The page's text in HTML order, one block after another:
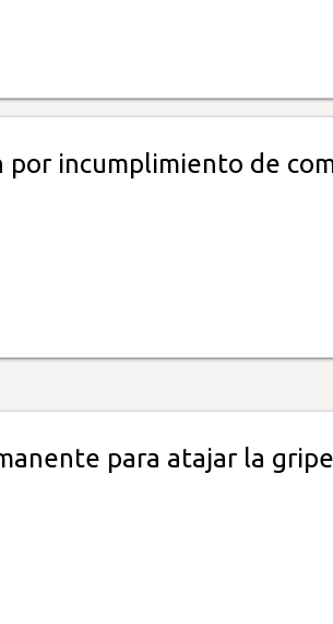
incumplimiento de
para atajar la gripe